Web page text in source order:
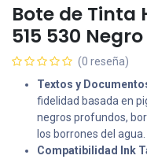
Bote de Tinta
515 530 Negro
(0 reseña)
Textos y
fidelidad basada en
negros profundos,
los borrones del agua.
Compatibilidad Ink